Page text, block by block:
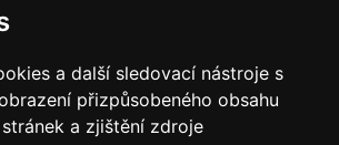
a další sledovací nástroje s
přizpůsobeného obsahu
a zjištění zdroje
)
vidaawt